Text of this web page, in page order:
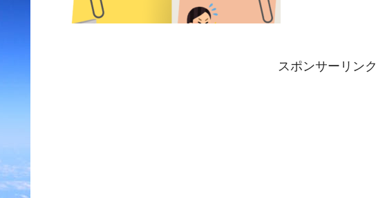
スポンサーリンク